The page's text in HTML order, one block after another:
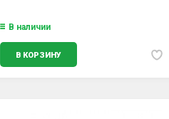
В наличии
В КОРЗИНУ